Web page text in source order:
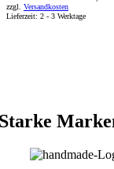
zzgl. Versandkosten
Lieferzeit: 2 - 3 Werktage